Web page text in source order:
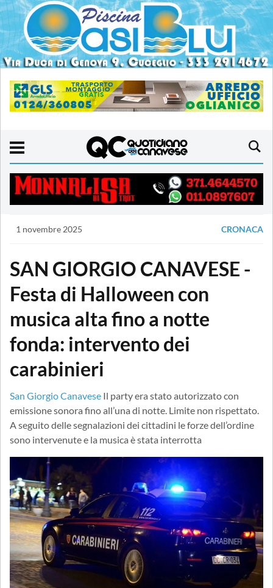
1 novembre 2025 CRONACA
SAN GIORGIO CANAVESE -
Festa di Halloween con
musica alta fino a notte
fonda: intervento dei
carabinieri
San Giorgio Canavese Il party era stato autorizzato con
emissione sonora fino all’una di notte. Limite non rispettato.
A seguito delle segnalazioni dei cittadini le forze dell’ordine
sono intervenute e la musica è stata interrotta